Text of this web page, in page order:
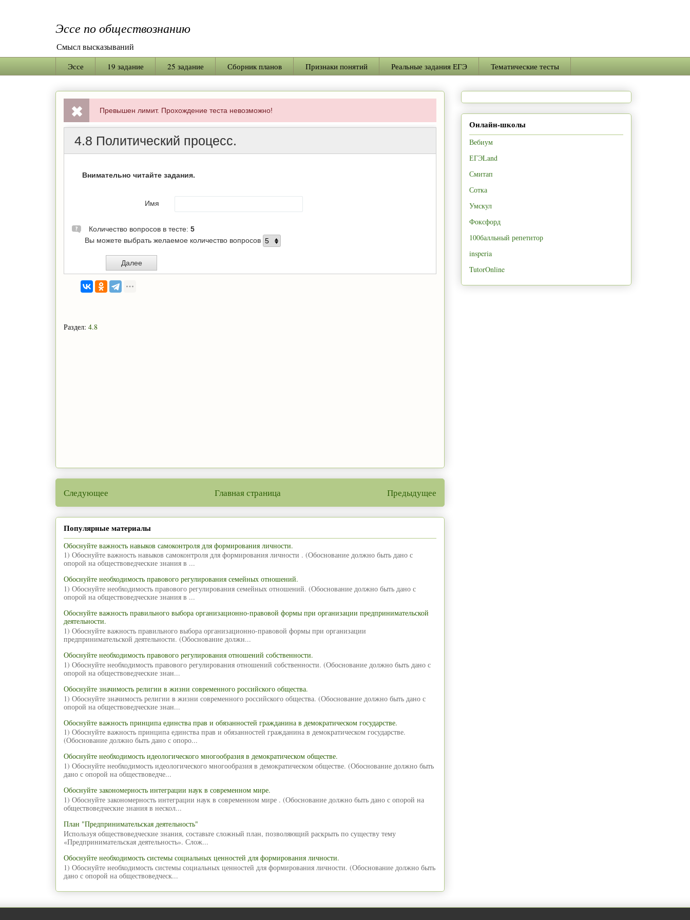
Эссе по обществознанию
Смысл высказываний
Эссе 19 задание 25 задание Сборник планов Признаки понятий Реальные задания ЕГЭ Тематические тесты
Раздел: 4.8
Следующее Предыдущее
Главная страница
Популярные материалы
Обоснуйте важность навыков самоконтроля для формирования личности.
1) Обоснуйте важность навыков самоконтроля для формирования личности . (Обоснование должно быть дано с
опорой на обществоведческие знания в ...
Обоснуйте необходимость правового регулирования семейных отношений.
1) Обоснуйте необходимость правового регулирования семейных отношений. (Обоснование должно быть дано с
опорой на обществоведческие знания в ...
Обоснуйте важность правильного выбора организационно-правовой формы при организации предпринимательской
деятельности.
1) Обоснуйте важность правильного выбора организационно-правовой формы при организации
предпринимательской деятельности. (Обоснование должн...
Обоснуйте необходимость правового регулирования отношений собственности.
1) Обоснуйте необходимость правового регулирования отношений собственности. (Обоснование должно быть дано с
опорой на обществоведческие знан...
Обоснуйте значимость религии в жизни современного российского общества.
1) Обоснуйте значимость религии в жизни современного российского общества. (Обоснование должно быть дано с
опорой на обществоведческие знан...
Обоснуйте важность принципа единства прав и обязанностей гражданина в демократическом государстве.
1) Обоснуйте важность принципа единства прав и обязанностей гражданина в демократическом государстве.
(Обоснование должно быть дано с опоро...
Обоснуйте необходимость идеологического многообразия в демократическом обществе.
1) Обоснуйте необходимость идеологического многообразия в демократическом обществе. (Обоснование должно быть
дано с опорой на обществоведче...
Обоснуйте закономерность интеграции наук в современном мире.
1) Обоснуйте закономерность интеграции наук в современном мире . (Обоснование должно быть дано с опорой на
обществоведческие знания в нескол...
План "Предпринимательская деятельность"
Используя обществоведческие знания, составьте сложный план, позволяющий раскрыть по существу тему
«Предпринимательская деятельность». Слож...
Обоснуйте необходимость системы социальных ценностей для формирования личности.
1) Обоснуйте необходимость системы социальных ценностей для формирования личности. (Обоснование должно быть
дано с опорой на обществоведческ...
Онлайн-школы
Вебиум
ЕГЭLand
Смитап
Сотка
Умскул
Фоксфорд
100балльный репетитор
insperia
TutorOnline